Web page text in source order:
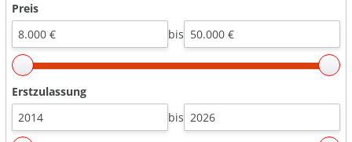
Preis
bis
Erstzulassung
bis